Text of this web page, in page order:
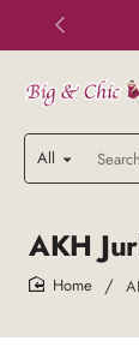
All
Search
entire
AKH